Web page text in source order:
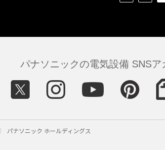
パナソニックの電気設備 SNSア
パナソニック ホールディングス